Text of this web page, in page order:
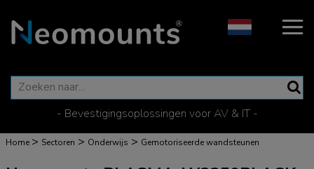
- Bevestigingsoplossingen voor AV & IT -
Home > Sectoren > Onderwijs > Gemotoriseerde wandsteunen